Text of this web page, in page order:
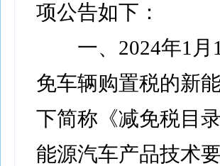
项公告如下：
一、2024年1月1
免车辆购置税的新
下简称《减免税目
能源汽车产品技术